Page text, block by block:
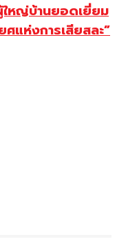
หญ่บ้านยอดเยี่ยม
แห่งการเสียสละ”